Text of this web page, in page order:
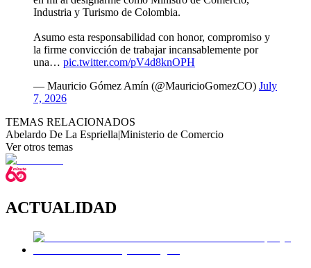
Industria y Turismo de Colombia.
Asumo esta responsabilidad con honor, compromiso y
la firme convicción de trabajar incansablemente por
una… pic.twitter.com/pV4d8knOPH
— Mauricio Gómez Amín (@MauricioGomezCO) July
7, 2026
TEMAS RELACIONADOS
Abelardo De La Espriella|Ministerio de Comercio
Ver otros temas
ACTUALIDAD